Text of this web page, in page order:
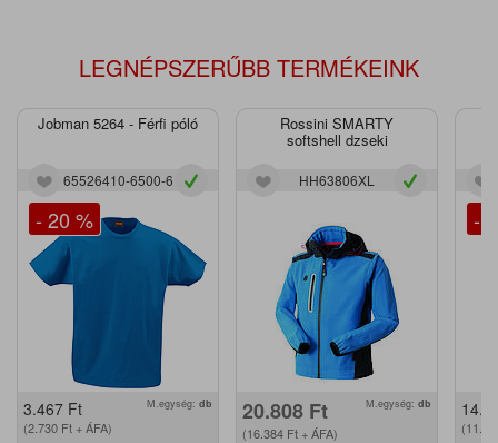
LEGNÉPSZERŰBB TERMÉKEINK
Jobman 5264 - Férfi póló
65526410-6500-6
- 20 %
3.467 Ft
(2.730 Ft + ÁFA)
M.egység: db
Rossini SMARTY
softshell dzseki
HH63806XL
20.808 Ft
(16.384 Ft + ÁFA)
M.egység: db
-